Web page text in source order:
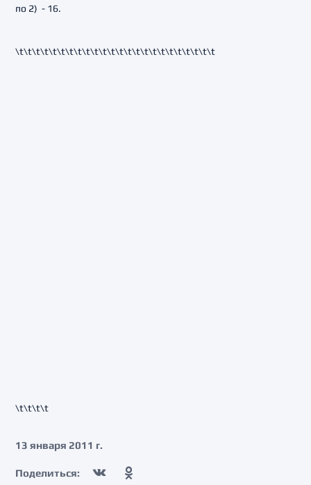
по 2) - 16.
\t\t\t\t\t\t\t\t\t\t\t\t\t\t\t\t\t\t\t\t\t\t\t\t
\t\t\t\t
13 января 2011 г.
Поделиться: